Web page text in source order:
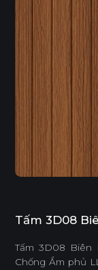
Tấm 3D08
Tấm 3D08 Biên
Chống Ẩm phủ